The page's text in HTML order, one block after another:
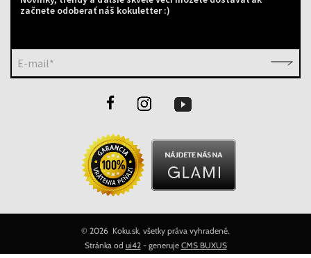
začnete odoberať náš kokuletter :)
E-mail*
© 2026 Koku.sk, všetky práva vyhradené.
Stránka od ui42- generuje CMS BUXUS